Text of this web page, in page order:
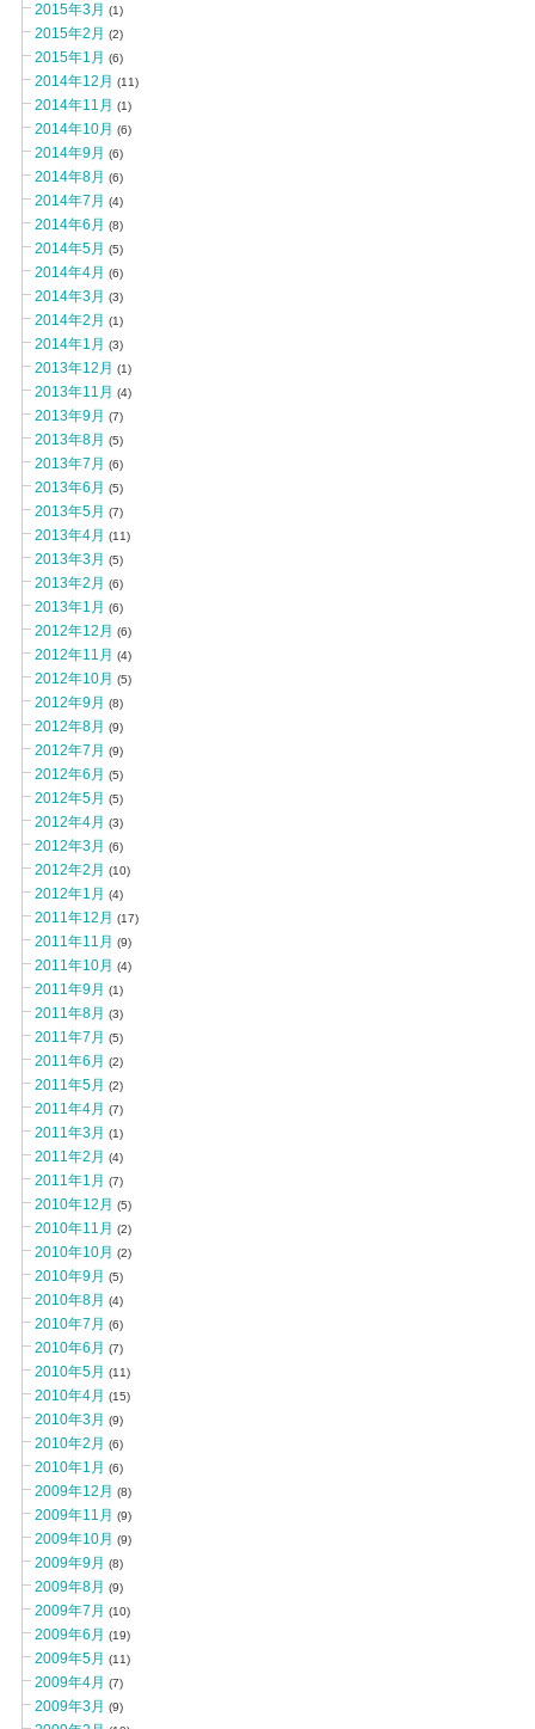
2015年3月 (1)
2015年2月 (2)
2015年1月 (6)
2014年12月 (11)
2014年11月 (1)
2014年10月 (6)
2014年9月 (6)
2014年8月 (6)
2014年7月 (4)
2014年6月 (8)
2014年5月 (5)
2014年4月 (6)
2014年3月 (3)
2014年2月 (1)
2014年1月 (3)
2013年12月 (1)
2013年11月 (4)
2013年9月 (7)
2013年8月 (5)
2013年7月 (6)
2013年6月 (5)
2013年5月 (7)
2013年4月 (11)
2013年3月 (5)
2013年2月 (6)
2013年1月 (6)
2012年12月 (6)
2012年11月 (4)
2012年10月 (5)
2012年9月 (8)
2012年8月 (9)
2012年7月 (9)
2012年6月 (5)
2012年5月 (5)
2012年4月 (3)
2012年3月 (6)
2012年2月 (10)
2012年1月 (4)
2011年12月 (17)
2011年11月 (9)
2011年10月 (4)
2011年9月 (1)
2011年8月 (3)
2011年7月 (5)
2011年6月 (2)
2011年5月 (2)
2011年4月 (7)
2011年3月 (1)
2011年2月 (4)
2011年1月 (7)
2010年12月 (5)
2010年11月 (2)
2010年10月 (2)
2010年9月 (5)
2010年8月 (4)
2010年7月 (6)
2010年6月 (7)
2010年5月 (11)
2010年4月 (15)
2010年3月 (9)
2010年2月 (6)
2010年1月 (6)
2009年12月 (8)
2009年11月 (9)
2009年10月 (9)
2009年9月 (8)
2009年8月 (9)
2009年7月 (10)
2009年6月 (19)
2009年5月 (11)
2009年4月 (7)
2009年3月 (9)